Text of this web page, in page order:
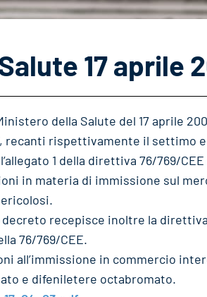
17 aprile
della Salute del 17 aprile
recanti rispettivamente il settimo
1 della direttiva 76/769/
in materia di immissione sul
recepisce inoltre la
76/769/CEE.
all’immissione in commercio
e difeniletere octabromato.